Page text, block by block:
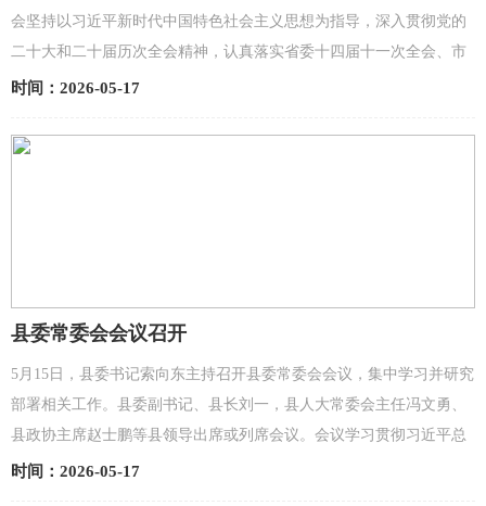
会坚持以习近平新时代中国特色社会主义思想为指导，深入贯彻党的
二十大和二十届历次全会精神，认真落实省委十四届十一次全会、市
委十三届十一次全会精神，对深入学习贯彻习近平...
时间：2026-05-17
县委常委会会议召开
5月15日，县委书记索向东主持召开县委常委会会议，集中学习并研究
部署相关工作。县委副书记、县长刘一，县人大常委会主任冯文勇、
县政协主席赵士鹏等县领导出席或列席会议。会议学习贯彻习近平总
书记在加强基础研究座谈会上的重要讲话精神和给中...
时间：2026-05-17